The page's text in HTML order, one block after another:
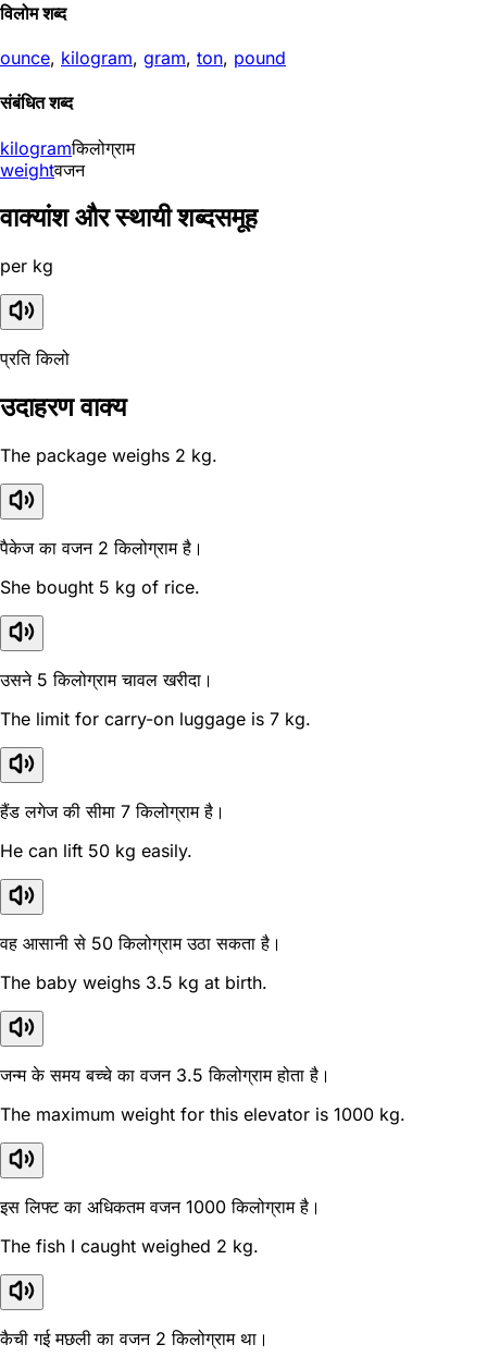
विलोम शब्द
ounce, kilogram, gram, ton, pound
संबंधित शब्द
kilogramकिलोग्राम
weightवजन
वाक्यांश और स्थायी शब्दसमूह
per kg
प्रति किलो
उदाहरण वाक्य
The package weighs 2 kg.
पैकेज का वजन 2 किलोग्राम है।
She bought 5 kg of rice.
उसने 5 किलोग्राम चावल खरीदा।
The limit for carry-on luggage is 7 kg.
हैंड लगेज की सीमा 7 किलोग्राम है।
He can lift 50 kg easily.
वह आसानी से 50 किलोग्राम उठा सकता है।
The baby weighs 3.5 kg at birth.
जन्म के समय बच्चे का वजन 3.5 किलोग्राम होता है।
The maximum weight for this elevator is 1000 kg.
इस लिफ्ट का अधिकतम वजन 1000 किलोग्राम है।
The fish I caught weighed 2 kg.
कैची गई मछली का वजन 2 किलोग्राम था।